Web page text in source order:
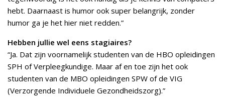
hebt. Daarnaast is humor ook super belangrijk, zonder
humor ga je het hier niet redden.”
Hebben jullie wel eens stagiaires?
“Ja. Dat zijn voornamelijk studenten van de HBO opleidingen
SPH of Verpleegkundige. Maar af en toe zijn het ook
studenten van de MBO opleidingen SPW of de VIG
(Verzorgende Individuele Gezondheidszorg).”